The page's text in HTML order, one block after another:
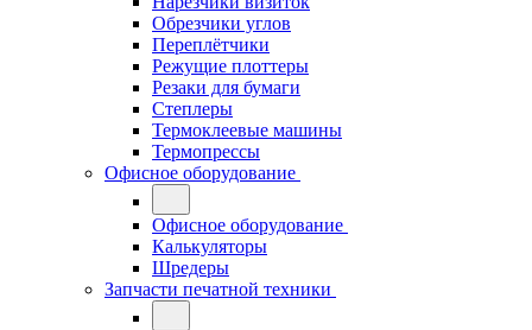
Обрезчики углов
Переплётчики
Режущие плоттеры
Резаки для бумаги
Степлеры
Термоклеевые машины
Термопрессы
Офисное оборудование
Офисное оборудование
Калькуляторы
Шредеры
Запчасти печатной техники